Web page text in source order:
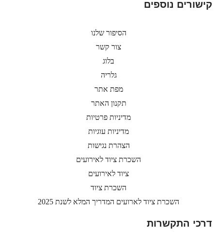
קישורים נוספים
הסיפור שלנו
צור קשר
בלוג
גלריה
מפת אתר
תקנון האתר
מדיניות פרטיות
מדיניות עוגיות
הצהרת נגישות
השכרת ציוד לאירועים
ציוד לאירועים
השכרת ציוד
השכרת ציוד לארועים המדריך המלא לשנת 2025
דרכי התקשרות